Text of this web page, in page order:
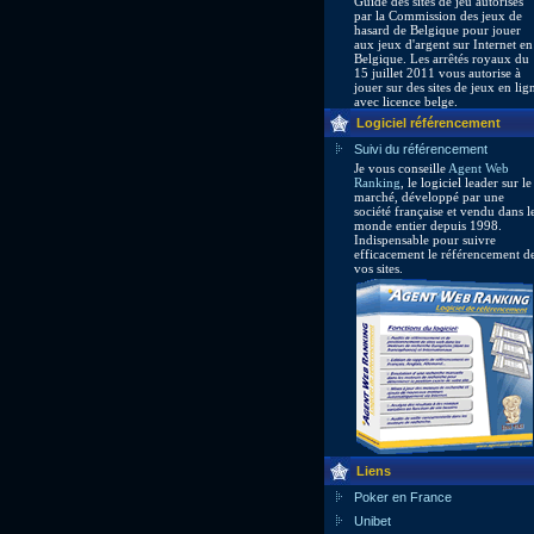
par la Commission des jeux de
hasard de Belgique pour jouer
aux jeux d'argent sur Internet en
Belgique. Les arrêtés royaux du
15 juillet 2011 vous autorise à
jouer sur des sites de jeux en
avec licence belge.
Logiciel référencement
Suivi du référencement
Je vous conseille Agent Web
Ranking , le logiciel leader sur le
marché, développé par une
société française et vendu dans
monde entier depuis 1998.
Indispensable pour suivre
efficacement le référencement
vos sites.
Liens
Poker en France
Unibet